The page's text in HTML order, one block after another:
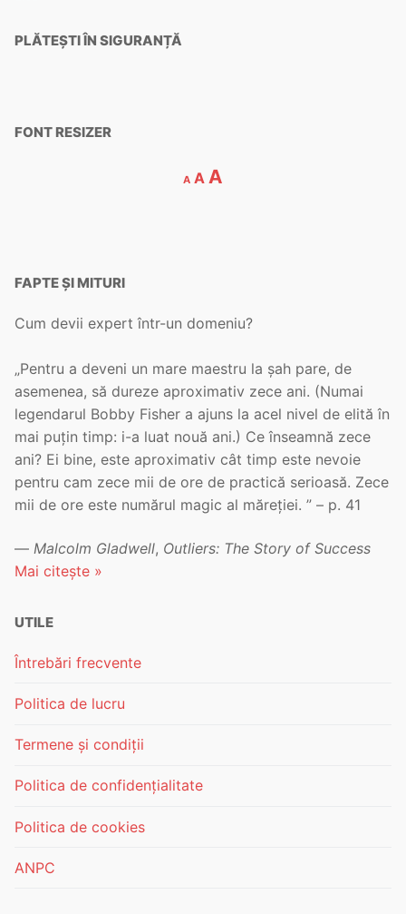
PLĂTEȘTI ÎN SIGURANȚĂ
FONT RESIZER
A A A
FAPTE ȘI MITURI
Cum devii expert într-un domeniu?
„Pentru a deveni un mare maestru la șah pare, de
asemenea, să dureze aproximativ zece ani. (Numai
legendarul Bobby Fisher a ajuns la acel nivel de elită în
mai puțin timp: i-a luat nouă ani.) Ce înseamnă zece
ani? Ei bine, este aproximativ cât timp este nevoie
pentru cam zece mii de ore de practică serioasă. Zece
mii de ore este numărul magic al măreției. ” – p. 41
— Malcolm Gladwell, Outliers: The Story of Success
Mai citește »
UTILE
Întrebări frecvente
Politica de lucru
Termene și condiții
Politica de confidențialitate
Politica de cookies
ANPC